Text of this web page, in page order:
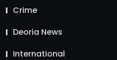
Crime
Deoria News
International